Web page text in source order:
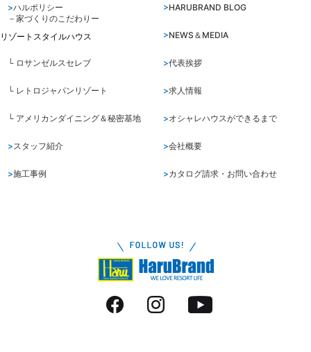
ハルポリシー
－家づくりのこだわりー
HARUBRAND BLOG
リゾートスタイルハウス NEWS＆MEDIA
└ ロサンゼルスセレブ 代表挨拶
└ レトロジャパンリゾート 求人情報
└ アメリカンダイニング＆秘密基地 オシャレハウスができるまで
スタッフ紹介 会社概要
施工事例 カタログ請求・お問い合わせ